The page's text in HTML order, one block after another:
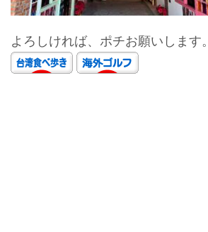
よろしければ、ポチお願いします。